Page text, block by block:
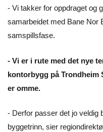
- Vi takker for oppdraget og
samarbeidet med Bane
samspillsfase.
- Vi er i rute med det nye
kontorbygg på Trondheim
er omme.
- Derfor passer det jo veldig
byggetrinn, sier